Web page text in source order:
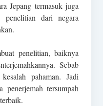
Jepang termasuk juga
dari negara
penelitian, baiknya
Sebab
pahaman. Jadi
penerjemah tersumpah